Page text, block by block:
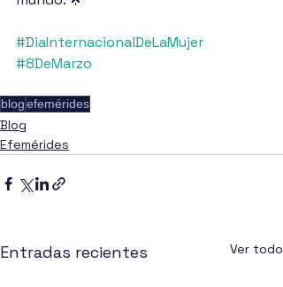
#DiaInternacionalDeLaMujer
#8DeMarzo
blogefemérides
Blog
Efemérides
Entradas recientes Ver todo